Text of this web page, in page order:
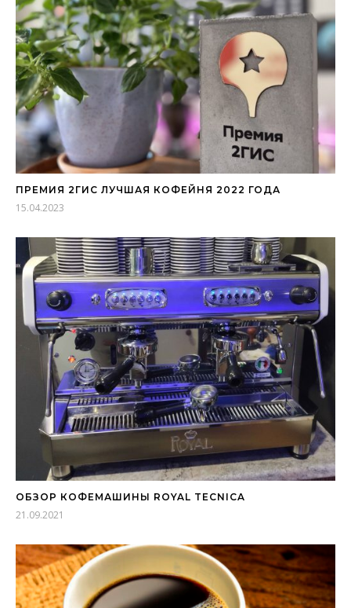
ПРЕМИЯ 2ГИС ЛУЧШАЯ КОФЕЙНЯ 2022 ГОДА
15.04.2023
ОБЗОР КОФЕМАШИНЫ ROYAL TECNICA
21.09.2021